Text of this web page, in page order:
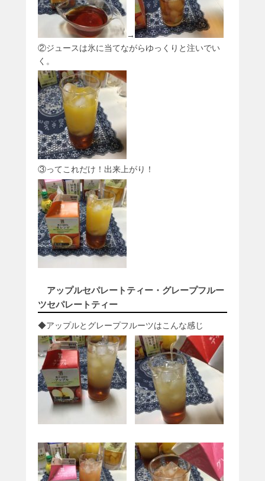
→
②ジュースは氷に当てながらゆっくりと注いでい
く。
③ってこれだけ！出来上がり！
アップルセパレートティー・グレープフルー
ツセパレートティー
◆アップルとグレープフルーツはこんな感じ